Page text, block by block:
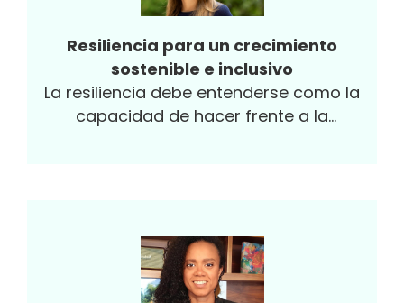
Resiliencia para un crecimiento
sostenible e inclusivo
La resiliencia debe entenderse como la
capacidad de hacer frente a la